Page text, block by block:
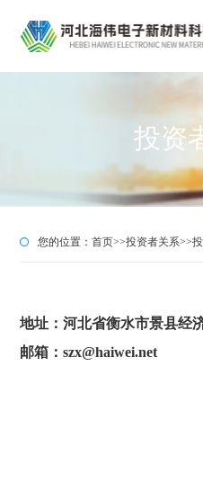
投资
您的位置：首页>>投资者关系>>
地址：河北省衡水市景县经
邮箱：szx@haiwei.net